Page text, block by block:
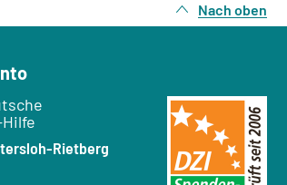
Nach oben
Rietberg